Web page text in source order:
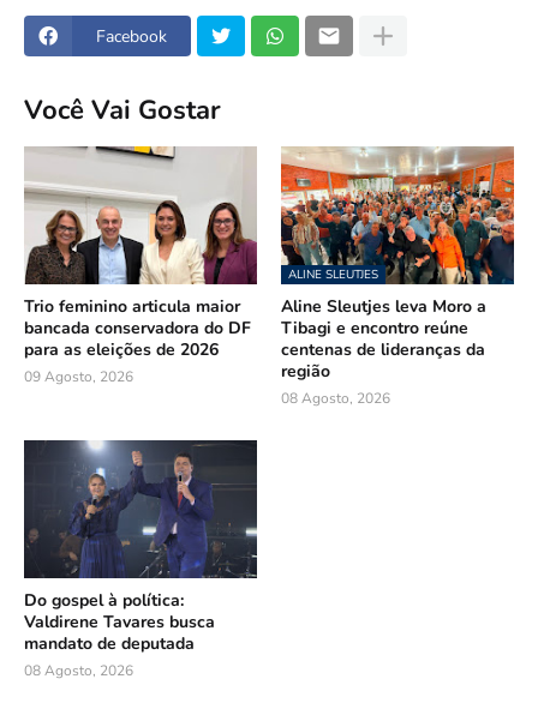
Facebook
Você Vai Gostar
Trio feminino articula maior
bancada conservadora do DF
para as eleições de 2026
09 Agosto, 2026
ALINE SLEUTJES
Aline Sleutjes leva Moro a
Tibagi e encontro reúne
centenas de lideranças da
região
08 Agosto, 2026
Do gospel à política:
Valdirene Tavares busca
mandato de deputada
08 Agosto, 2026